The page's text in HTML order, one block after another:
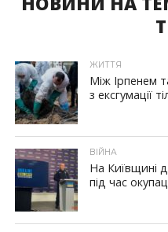
ЖИТТЯ
Між Ірпенем
з ексгумації
ВІЙНА
На Київщині
під час